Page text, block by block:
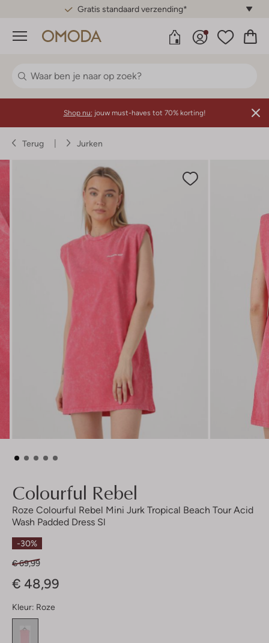
Gratis standaard verzending*
Menu
Shop nu: jouw must-haves tot 70% korting!
Terug Jurken
Colourful Rebel
Roze Colourful Rebel Mini Jurk Tropical Beach Tour Acid
Wash Padded Dress Sl
-30%
€ 69,99
€ 48,99
Kleur: Roze